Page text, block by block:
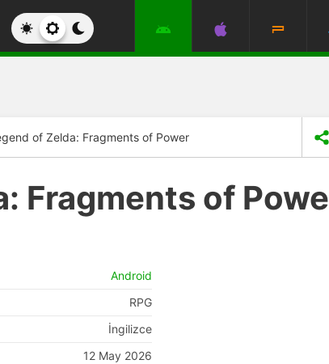
of Zelda: Fragments of Power
Fragments of
Android
RPG
İngilizce
12 May 2026